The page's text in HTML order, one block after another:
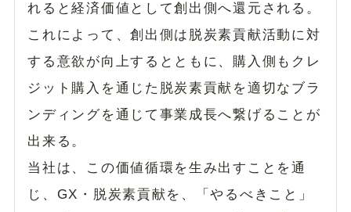
れると経済価値として創出側へ還元される。
これによって、創出側は脱炭素貢献活動に対
する意欲が向上するとともに、購入側もクレ
ジット購入を通じた脱炭素貢献を適切なブラ
ンディングを通じて事業成長へ繋げることが
出来る。
当社は、この価値循環を生み出すことを通
じ、GX・脱炭素貢献を、「やるべきこと」